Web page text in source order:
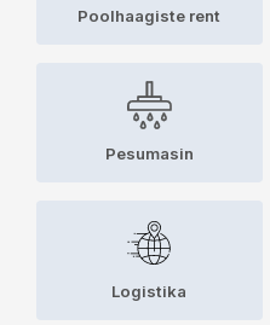
Poolhaagiste rent
Pesumasin
Logistika